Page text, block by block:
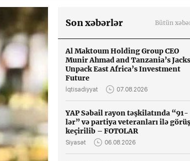
Son xəbərlər Bütün
Al Maktoum Holding Group CEO
Munir Ahmad and Tanzania’s
Unpack East Africa’s Investment
Future
İqtisadiyyat 07.08.2026
YAP Səbail rayon təşkilatında “91-
lər” və partiya veteranları ilə görüş
keçirilib – FOTOLAR
Siyasət 06.08.2026